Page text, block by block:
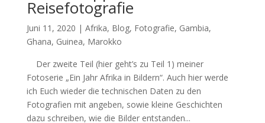
Reisefotografie
Juni 11, 2020 | Afrika, Blog, Fotografie, Gambia,
Ghana, Guinea, Marokko
Der zweite Teil (hier geht’s zu Teil 1) meiner
Fotoserie „Ein Jahr Afrika in Bildern“. Auch hier werde
ich Euch wieder die technischen Daten zu den
Fotografien mit angeben, sowie kleine Geschichten
dazu schreiben, wie die Bilder entstanden...